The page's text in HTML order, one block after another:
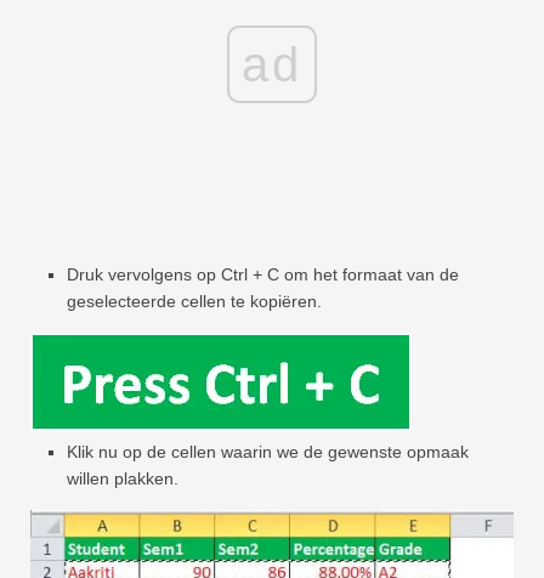
ad
Druk vervolgens op Ctrl + C om het formaat van de
geselecteerde cellen te kopiëren.
Klik nu op de cellen waarin we de gewenste opmaak
willen plakken.